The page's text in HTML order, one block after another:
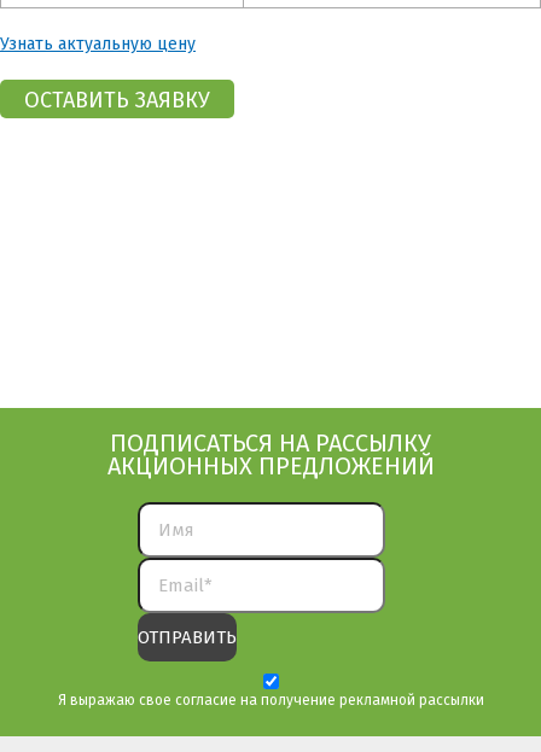
Узнать актуальную цену
ПОДПИСАТЬСЯ НА РАССЫЛКУ
АКЦИОННЫХ ПРЕДЛОЖЕНИЙ
Я выражаю свое согласие на получение рекламной рассылки